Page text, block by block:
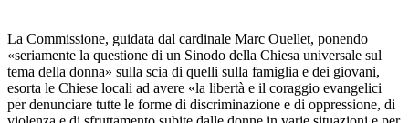
La Commissione, guidata dal cardinale Marc Ouellet, ponendo
«seriamente la questione di un Sinodo della Chiesa universale sul
tema della donna» sulla scia di quelli sulla famiglia e dei giovani,
esorta le Chiese locali ad avere «la libertà e il coraggio evangelici
per denunciare tutte le forme di discriminazione e di oppressione, di